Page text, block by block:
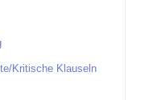
Kritische Klauseln